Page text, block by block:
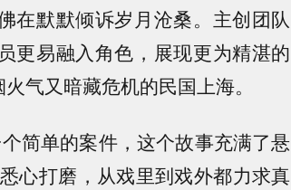
在默默倾诉岁月沧桑。主创团队
更易融入角色，展现更为精湛的
气又暗藏危机的民国上海。
简单的案件，这个故事充满了悬
心打磨，从戏里到戏外都力求真